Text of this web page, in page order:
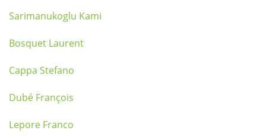
Sarimanukoglu Kami
Bosquet Laurent
Cappa Stefano
Dubé François
Lepore Franco